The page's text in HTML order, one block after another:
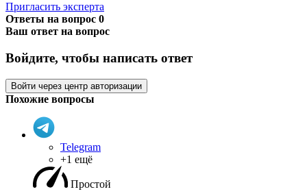
Пригласить эксперта
Ответы на вопрос 0
Ваш ответ на вопрос
Войдите, чтобы написать ответ
Войти через центр авторизации
Похожие вопросы
Telegram
+1 ещё
Простой